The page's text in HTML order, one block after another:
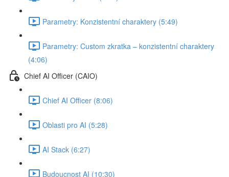
Parametry: Konzistentní charaktery (5:49)
Parametry: Custom zkratka –⁠⁠ konzistentní charaktery⁠⁠⁠⁠⁠⁠⁠⁠⁠⁠⁠⁠⁠⁠
(4:06)
Chief AI Officer (CAIO)
Chief AI Officer (8:06)
Oblasti pro AI (5:28)
AI Stack (6:27)
Budoucnost AI (10:30)